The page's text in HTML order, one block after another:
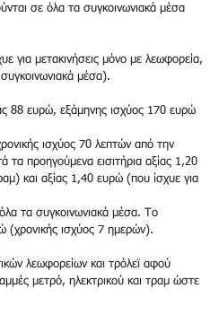
σε όλα τα συγκοινωνιακά μέσα
για μετακινήσεις μόνο με λεωφορεία,
μέσα).
88 ευρώ, εξάμηνης ισχύος 170 ευρώ
ισχύος 70 λεπτών από την
τα προηγούμενα εισιτήρια αξίας 1,20
και αξίας 1,40 ευρώ (που ίσχυε για
τα συγκοινωνιακά μέσα. Το
(χρονικής ισχύος 7 ημερών).
λεωφορείων και τρόλεϊ αφού
μετρό, ηλεκτρικού και τραμ ώστε